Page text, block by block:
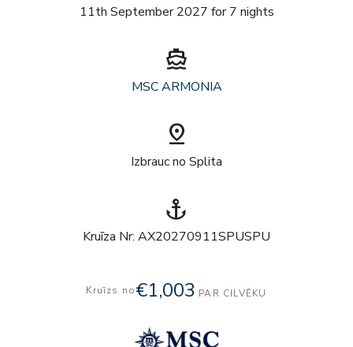
11th September 2027 for 7 nights
directions_boat
MSC ARMONIA
pin_drop
Izbrauc no Splita
anchor
Kruīza Nr: AX20270911SPUSPU
Kruīzs no€1,003 PAR CILVĒKU